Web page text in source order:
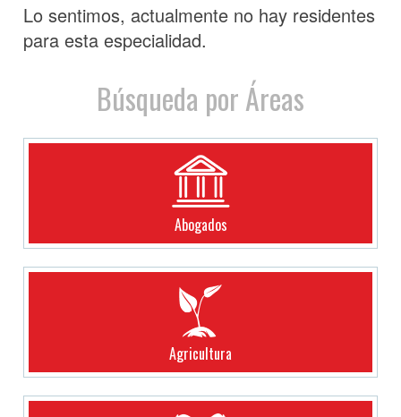
Lo sentimos, actualmente no hay residentes
para esta especialidad.
Búsqueda por Áreas
Abogados
Agricultura